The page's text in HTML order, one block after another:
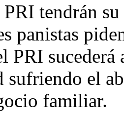
tendrán
panistas
PRI
sufriendo el
familiar.